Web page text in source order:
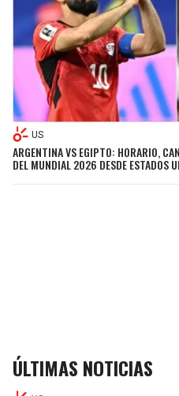
US
ARGENTINA VS EGIPTO: HORARIO,
DEL MUNDIAL 2026 DESDE ESTADOS
ÚLTIMAS NOTICIAS